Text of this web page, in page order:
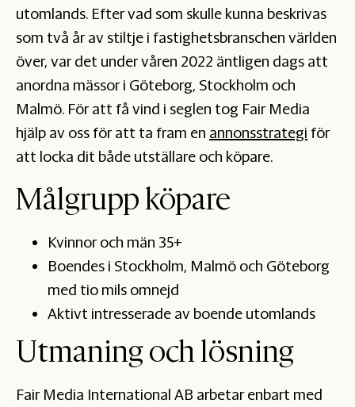
utomlands. Efter vad som skulle kunna beskrivas
som två år av stiltje i fastighetsbranschen världen
över, var det under våren 2022 äntligen dags att
anordna mässor i Göteborg, Stockholm och
Malmö. För att få vind i seglen tog Fair Media
hjälp av oss för att ta fram en annonsstrategi för
att locka dit både utställare och köpare.
Målgrupp köpare
Kvinnor och män 35+
Boendes i Stockholm, Malmö och Göteborg
med tio mils omnejd
Aktivt intresserade av boende utomlands
Utmaning och lösning
Fair Media International AB arbetar enbart med